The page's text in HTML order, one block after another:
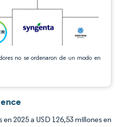
no se ordenaron de un modo en
2025 a USD 126,53 millones en